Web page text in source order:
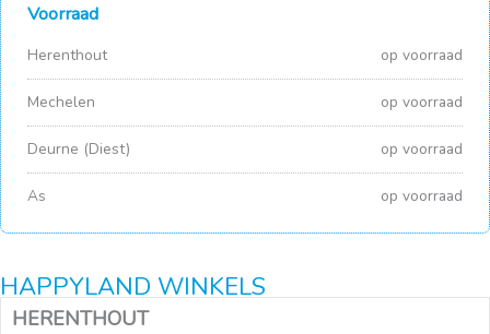
Voorraad
Herenthout op voorraad
Mechelen op voorraad
Deurne (Diest) op voorraad
As op voorraad
HAPPYLAND WINKELS
HERENTHOUT